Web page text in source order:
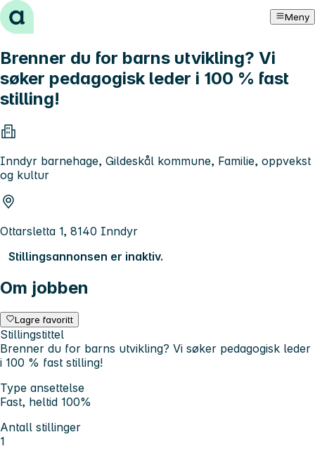
Hopp til innhold Meny
Brenner du for barns utvikling? Vi
søker pedagogisk leder i 100 % fast
stilling!
Inndyr barnehage, Gildeskål kommune, Familie, oppvekst
og kultur
Ottarsletta 1, 8140 Inndyr
Stillingsannonsen er inaktiv.
Om jobben
Lagre favoritt
Stillingstittel
Brenner du for barns utvikling? Vi søker pedagogisk leder
i 100 % fast stilling!
Type ansettelse
Fast, heltid 100%
Antall stillinger
1